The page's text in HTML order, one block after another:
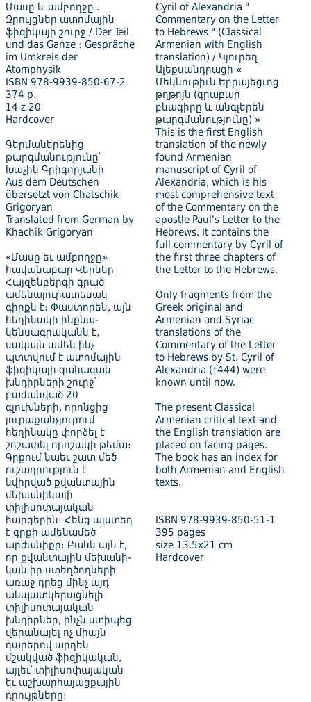
Մասը և ամբողջը .
Զրույցներ ատոմային
ֆիզիկայի շուրջ / Der Teil
und das Ganze ։ Gespräche
im Umkreis der
Atomphysik
ISBN 978-9939-850-67-2
374 p.
14 z 20
Hardcover
Գերմաներենից
թարգմանությունը՝
Խաչիկ Գրիգորյանի
Aus dem Deutschen
übersetzt von Chatschik
Grigoryan
Translated from German by
Khachik Grigoryan
«Մասը եւ ամբողջը»
հավանաբար Վերներ
Հայզենբերգի գրած
ամենայուրատեսակ
գիրքն է։ Փաստորեն, այն
հեղինակի ինքնա­
կենսագրականն է,
սակայն ամեն ինչ
պտտվում է ատոմային
ֆի­զիկայի զանազան
խնդիրների շուրջ՝
բաժանված 20
գլուխների, որոնցից
յուրաքանչյուրում
հեղինակը փորձել է
շոշափել որոշակի թեմա։
Գրքում նաեւ շատ մեծ
ուշադրություն է
նվիրված քվան­տային
մեխանիկայի
փիլիսոփայական
հարցերին։ Հենց այստեղ
է գրքի ամենամեծ
արժանիքը։ Բանն այն է,
որ քվանտային մեխանի­
կան իր ստեղծողների
առաջ դրեց մինչ այդ
անպատկերացնելի
փիլիսոփայական
խնդիրներ, ինչն ստիպեց
վերանայել ոչ միայն
դարերով արդեն
մշակված ֆիզիկական,
այլեւ՝ փիլիսոփայական
եւ աշխարհայացքային
դրույթները։
Cyril of Alexandria "
Commentary on the Letter
to Hebrews " (Classical
Armenian with English
translation) / Կյուրեղ
Ալեքսանդրացի «
Մեկնութիւն Եբրայեցւոց
թղթոյն (գրաբար
բնագիրը և անգլերեն
թարգմանությունը) »
This is the first English
translation of the newly
found Armenian
manuscript of Cyril of
Alexandria, which is his
most comprehensive text
of the Commentary on the
apostle Paul's Letter to the
Hebrews. It contains the
full commentary by Cyril of
the first three chapters of
the Letter to the Hebrews.
Only fragments from the
Greek original and
Armenian and Syriac
translations of the
Commentary of the Letter
to Hebrews by St. Cyril of
Alexandria (†444) were
known until now.
The present Classical
Armenian critical text and
the English translation are
placed on facing pages.
The book has an index for
both Armenian and English
texts.
ISBN 978-9939-850-51-1
395 pages
size 13.5x21 cm
Hardcover